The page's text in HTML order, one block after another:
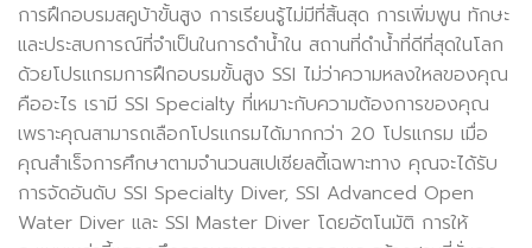
การฝึกอบรมสคูบ้าขั้นสูง การเรียนรู้ไม่มีที่สิ้นสุด การเพิ่มพูน ทักษะ
และประสบการณ์ที่จำเป็นในการดำน้ำใน สถานที่ดำน้ำที่ดีที่สุดในโลก
ด้วยโปรแกรมการฝึกอบรมขั้นสูง SSI ไม่ว่าความหลงใหลของคุณ
คืออะไร เรามี SSI Specialty ที่เหมาะกับความต้องการของคุณ
เพราะคุณสามารถเลือกโปรแกรมได้มากกว่า 20 โปรแกรม เมื่อ
คุณสำเร็จการศึกษาตามจำนวนสเปเชียลตี้เฉพาะทาง คุณจะได้รับ
การจัดอันดับ SSI Specialty Diver, SSI Advanced Open
Water Diver และ SSI Master Diver โดยอัตโนมัติ การให้